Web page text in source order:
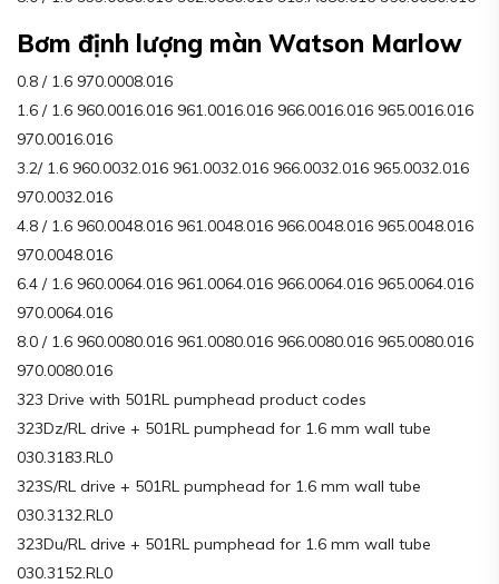
Bơm định lượng màn Watson Marlow
0.8 / 1.6 970.0008.016
1.6 / 1.6 960.0016.016 961.0016.016 966.0016.016 965.0016.016
970.0016.016
3.2/ 1.6 960.0032.016 961.0032.016 966.0032.016 965.0032.016
970.0032.016
4.8 / 1.6 960.0048.016 961.0048.016 966.0048.016 965.0048.016
970.0048.016
6.4 / 1.6 960.0064.016 961.0064.016 966.0064.016 965.0064.016
970.0064.016
8.0 / 1.6 960.0080.016 961.0080.016 966.0080.016 965.0080.016
970.0080.016
323 Drive with 501RL pumphead product codes
323Dz/RL drive + 501RL pumphead for 1.6 mm wall tube
030.3183.RL0
323S/RL drive + 501RL pumphead for 1.6 mm wall tube
030.3132.RL0
323Du/RL drive + 501RL pumphead for 1.6 mm wall tube
030.3152.RL0